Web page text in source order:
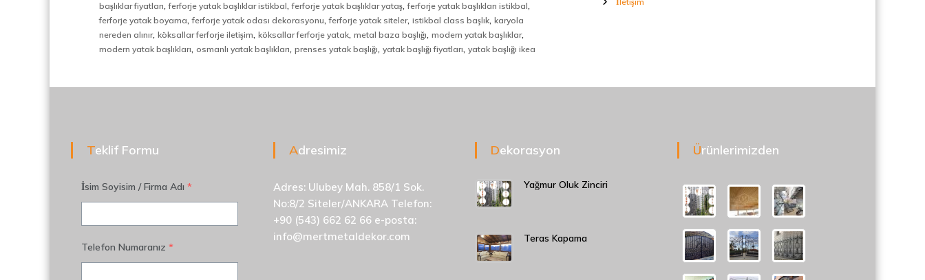
v
e
n
,
t
başlıklar fiyatları,ferforje yatak başlıklar istikbal,ferforje yatak başlıklar yataş,ferforje yatak başlıkları istikbal,
ferforje yatak boyama,ferforje yatak odası dekorasyonu,ferforje yatak siteler,istikbal class başlık,karyola
nereden alınır,köksallar ferforje iletişim,köksallar ferforje yatak,metal baza başlığı,modern yatak başlıklar,
modern yatak başlıkları, osmanlı yatak başlıkları,prenses yatak başlığı,yatak başlığı fiyatları,yatak başlığı ikea
Teklif Formu
İsim Soyisim / Firma Adı *
Telefon Numaranız *
Adresimiz
Adres: Ulubey Mah. 858/1 Sok.
No:8/2 Siteler/ANKARA Telefon:
+90 (543) 662 62 66 e-posta:
info@mertmetaldekor.com
Dekorasyon
Yağmur Oluk Zinciri
Teras Kapama
Ürünlerimizden